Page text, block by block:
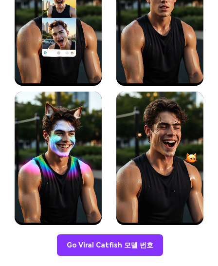
Go Viral Catfish 모델 번호